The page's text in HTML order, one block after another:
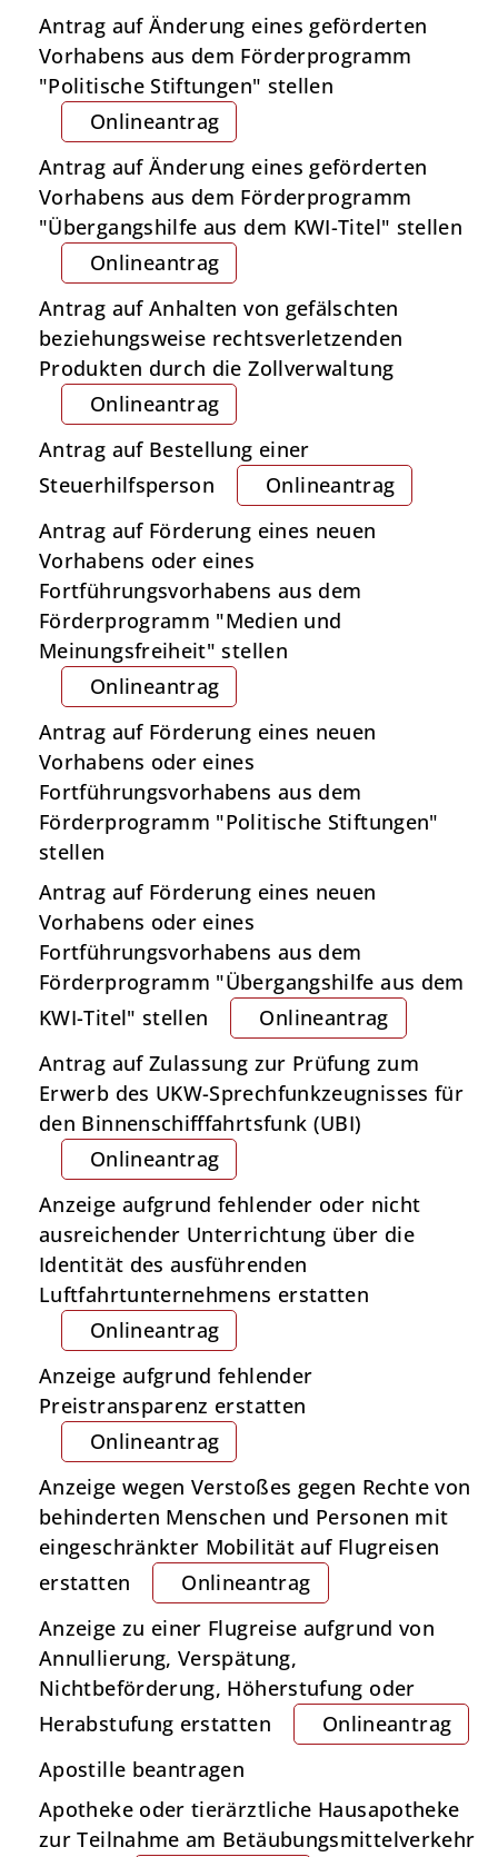
Antrag auf Änderung eines geförderten
Vorhabens aus dem Förderprogramm
"Politische Stiftungen" stellen
Onlineantrag
Antrag auf Änderung eines geförderten
Vorhabens aus dem Förderprogramm
"Übergangshilfe aus dem KWI-Titel" stellen
Onlineantrag
Antrag auf Anhalten von gefälschten
beziehungsweise rechtsverletzenden
Produkten durch die Zollverwaltung
Onlineantrag
Antrag auf Bestellung einer
Steuerhilfsperson
Onlineantrag
Antrag auf Förderung eines neuen
Vorhabens oder eines
Fortführungsvorhabens aus dem
Förderprogramm "Medien und
Meinungsfreiheit" stellen
Onlineantrag
Antrag auf Förderung eines neuen
Vorhabens oder eines
Fortführungsvorhabens aus dem
Förderprogramm "Politische Stiftungen"
stellen
Antrag auf Förderung eines neuen
Vorhabens oder eines
Fortführungsvorhabens aus dem
Förderprogramm "Übergangshilfe aus dem
KWI-Titel" stellen
Onlineantrag
Antrag auf Zulassung zur Prüfung zum
Erwerb des UKW-Sprechfunkzeugnisses für
den Binnenschifffahrtsfunk (UBI)
Onlineantrag
Anzeige aufgrund fehlender oder nicht
ausreichender Unterrichtung über die
Identität des ausführenden
Luftfahrtunternehmens erstatten
Onlineantrag
Anzeige aufgrund fehlender
Preistransparenz erstatten
Onlineantrag
Anzeige wegen Verstoßes gegen Rechte von
behinderten Menschen und Personen mit
eingeschränkter Mobilität auf Flugreisen
erstatten
Onlineantrag
Anzeige zu einer Flugreise aufgrund von
Annullierung, Verspätung,
Nichtbeförderung, Höherstufung oder
Herabstufung erstatten
Onlineantrag
Apostille beantragen
Apotheke oder tierärztliche Hausapotheke
zur Teilnahme am Betäubungsmittelverkehr